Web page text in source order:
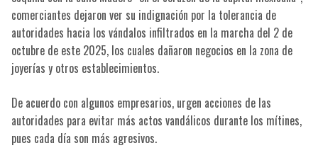
comerciantes dejaron ver su indignación por la tolerancia de
autoridades hacia los vándalos infiltrados en la marcha del 2 de
octubre de este 2025, los cuales dañaron negocios en la zona de
joyerías y otros establecimientos.
De acuerdo con algunos empresarios, urgen acciones de las
autoridades para evitar más actos vandálicos durante los mítines,
pues cada día son más agresivos.